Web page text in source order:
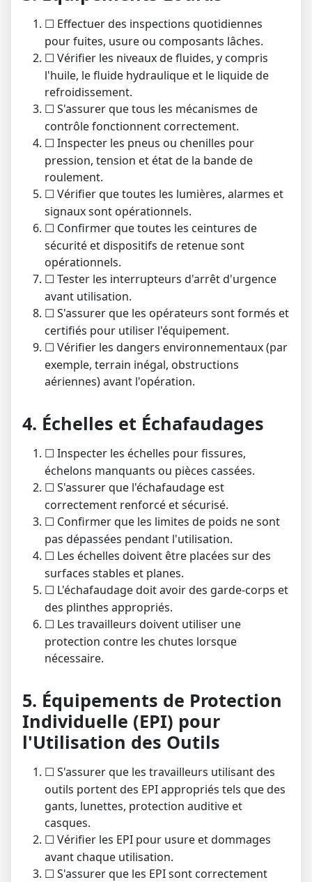
☐ Effectuer des inspections quotidiennes
pour fuites, usure ou composants lâches.
☐ Vérifier les niveaux de fluides, y compris
l'huile, le fluide hydraulique et le liquide de
refroidissement.
☐ S'assurer que tous les mécanismes de
contrôle fonctionnent correctement.
☐ Inspecter les pneus ou chenilles pour
pression, tension et état de la bande de
roulement.
☐ Vérifier que toutes les lumières, alarmes et
signaux sont opérationnels.
☐ Confirmer que toutes les ceintures de
sécurité et dispositifs de retenue sont
opérationnels.
☐ Tester les interrupteurs d'arrêt d'urgence
avant utilisation.
☐ S'assurer que les opérateurs sont formés et
certifiés pour utiliser l'équipement.
☐ Vérifier les dangers environnementaux (par
exemple, terrain inégal, obstructions
aériennes) avant l'opération.
4. Échelles et Échafaudages
☐ Inspecter les échelles pour fissures,
échelons manquants ou pièces cassées.
☐ S'assurer que l'échafaudage est
correctement renforcé et sécurisé.
☐ Confirmer que les limites de poids ne sont
pas dépassées pendant l'utilisation.
☐ Les échelles doivent être placées sur des
surfaces stables et planes.
☐ L'échafaudage doit avoir des garde-corps et
des plinthes appropriés.
☐ Les travailleurs doivent utiliser une
protection contre les chutes lorsque
nécessaire.
5. Équipements de Protection
Individuelle (EPI) pour
l'Utilisation des Outils
☐ S'assurer que les travailleurs utilisant des
outils portent des EPI appropriés tels que des
gants, lunettes, protection auditive et
casques.
☐ Vérifier les EPI pour usure et dommages
avant chaque utilisation.
☐ S'assurer que les EPI sont correctement